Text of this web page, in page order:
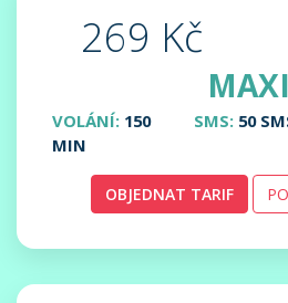
269 Kč
MAXI
VOLÁNÍ: 150
MIN
SMS: 50
OBJEDNAT TARIF